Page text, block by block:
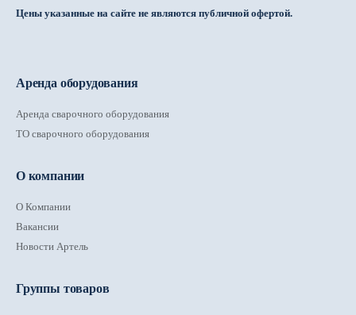
Цены указанные на сайте не являются публичной офертой.
Аренда оборудования
Аренда сварочного оборудования
ТО сварочного оборудования
О компании
О Компании
Вакансии
Новости Артель
Группы товаров